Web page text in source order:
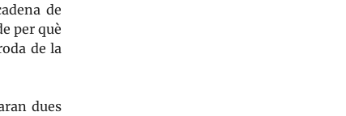
de
per què
de la
dues